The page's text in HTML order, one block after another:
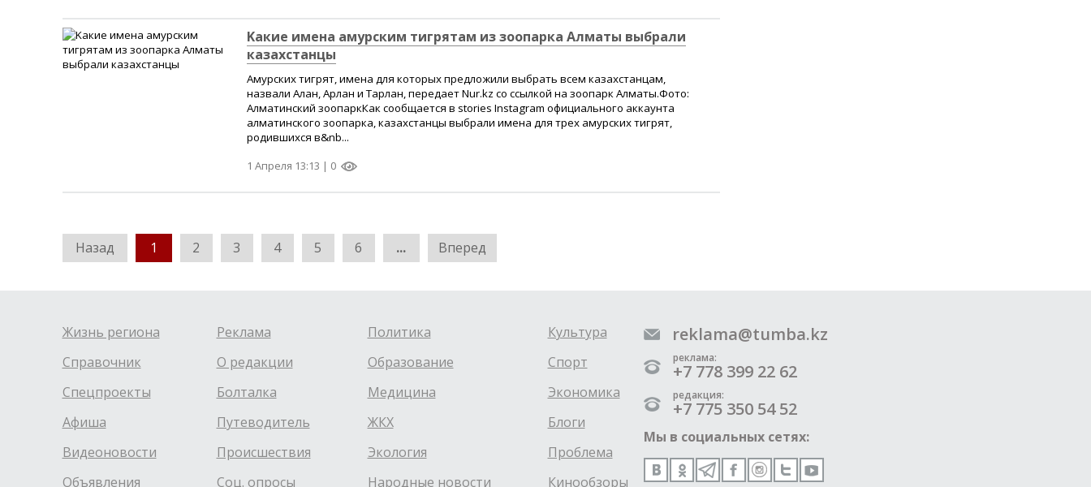
Kакие имена амурским тигрятам из зоопарка Алматы выбрали
казахстанцы
Амурских тигрят, имена для которых предложили выбрать всем казахстанцам,
назвали Алан, Арлан и Тарлан, передает Nur.kz со ссылкой на зоопарк Алматы.Фото:
Алматинский зоопаркКак сообщается в stories Instagram официального аккаунта
алматинского зоопарка, казахстанцы выбрали имена для трех амурских тигрят,
родившихся в&nb...
1 Апреля 13:13 | 0
Назад 1 2 3 4 5 6 ... Вперед
Жизнь региона
Справочник
Спецпроекты
Афиша
Видеоновости
Объявления
Реклама
О редакции
Болталка
Путеводитель
Происшествия
Соц. опросы
Политика
Образование
Медицина
ЖКХ
Экология
Народные новости
Культура
Спорт
Экономика
Блоги
Проблема
Кинообзоры
reklama@tumba.kz
реклама:
+7 778 399 22 62
редакция:
+7 775 350 54 52
Мы в социальных сетях: